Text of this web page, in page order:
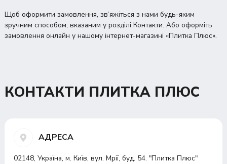
Щоб оформити замовлення, зв’яжіться з нами будь-яким
зручним способом, вказаним у розділі Контакти. Або оформіть
замовлення онлайн у нашому інтернет-магазині «Плитка Плюс».
КОНТАКТИ ПЛИТКА ПЛЮС
АДРЕСА
02148, Україна, м. Київ, вул. Мрії, буд. 54. "Плитка Плюс"